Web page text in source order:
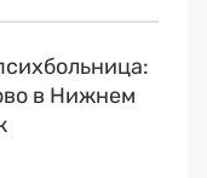
в Нижнем